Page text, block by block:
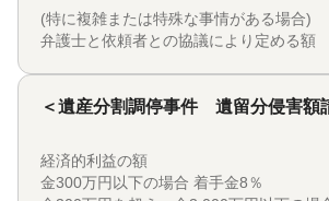
(特に複雑または特殊な事情がある場合)
弁護士と依頼者との協議により定める額
＜遺産分割調停事件 遺留分侵害額
経済的利益の額
金300万円以下の場合 着手金8％